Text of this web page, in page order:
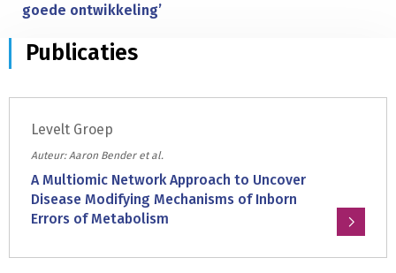
goede ontwikkeling’
Publicaties
Levelt Groep
Auteur: Aaron Bender et al.
A Multiomic Network Approach to Uncover
Disease Modifying Mechanisms of Inborn
Errors of Metabolism